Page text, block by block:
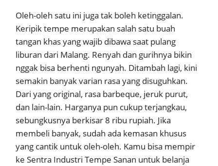
Oleh-oleh satu ini juga tak boleh ketinggalan.
Keripik tempe merupakan salah satu buah
tangan khas yang wajib dibawa saat pulang
liburan dari Malang. Renyah dan gurihnya bikin
nggak bisa berhenti ngunyah. Ditambah lagi, kini
semakin banyak varian rasa yang disuguhkan.
Dari yang original, rasa barbeque, jeruk purut,
dan lain-lain. Harganya pun cukup terjangkau,
sebungkusnya berkisar 8 ribu rupiah. Jika
membeli banyak, sudah ada kemasan khusus
yang cantik untuk oleh-oleh. Kamu bisa mempir
ke Sentra Industri Tempe Sanan untuk belanja